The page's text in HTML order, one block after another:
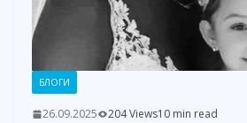
БЛОГИ
26.09.2025 204 Views10 min read